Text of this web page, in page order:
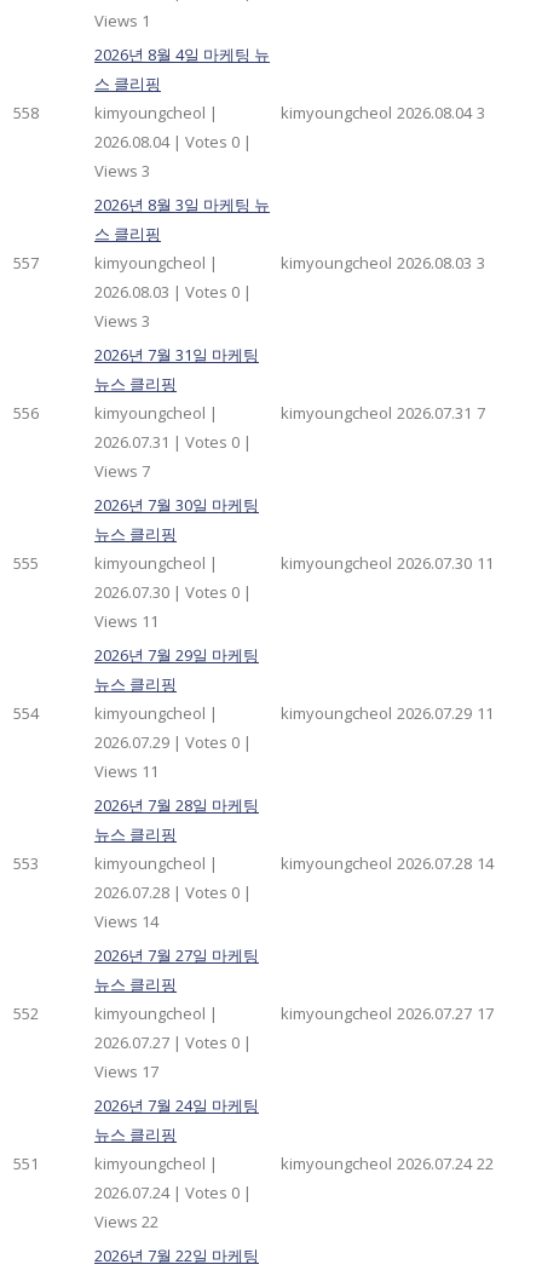
Views 1
558
2026년 8월 4일 마케팅 뉴
스 클리핑
kimyoungcheol |
2026.08.04 | Votes 0 |
Views 3
kimyoungcheol 2026.08.04 3
557
2026년 8월 3일 마케팅 뉴
스 클리핑
kimyoungcheol |
2026.08.03 | Votes 0 |
Views 3
kimyoungcheol 2026.08.03 3
556
2026년 7월 31일 마케팅
뉴스 클리핑
kimyoungcheol |
2026.07.31 | Votes 0 |
Views 7
kimyoungcheol 2026.07.31 7
555
2026년 7월 30일 마케팅
뉴스 클리핑
kimyoungcheol |
2026.07.30 | Votes 0 |
Views 11
kimyoungcheol 2026.07.30 11
554
2026년 7월 29일 마케팅
뉴스 클리핑
kimyoungcheol |
2026.07.29 | Votes 0 |
Views 11
kimyoungcheol 2026.07.29 11
553
2026년 7월 28일 마케팅
뉴스 클리핑
kimyoungcheol |
2026.07.28 | Votes 0 |
Views 14
kimyoungcheol 2026.07.28 14
552
2026년 7월 27일 마케팅
뉴스 클리핑
kimyoungcheol |
2026.07.27 | Votes 0 |
Views 17
kimyoungcheol 2026.07.27 17
551
2026년 7월 24일 마케팅
뉴스 클리핑
kimyoungcheol |
2026.07.24 | Votes 0 |
Views 22
kimyoungcheol 2026.07.24 22
2026년 7월 22일 마케팅